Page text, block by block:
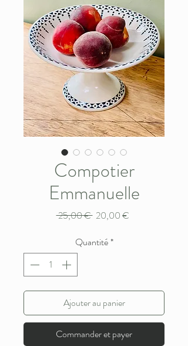
Compotier
Emmanuelle
25,00 € Prix
20,00 €Prix
Quantité*
Ajouter au panier
Commander et payer